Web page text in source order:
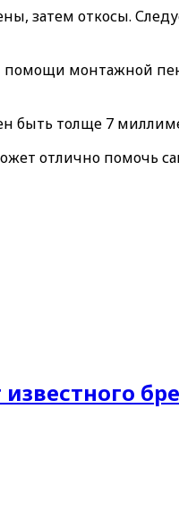
затем откосы.
помощи монтажной
быть толще 7
отлично помочь